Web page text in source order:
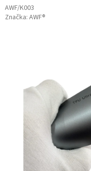
AWF/K003
Značka: AWF®